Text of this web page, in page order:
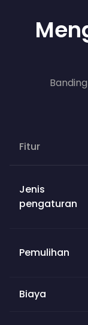
Fitur
Jenis
pengaturan
Pemulihan
Biaya